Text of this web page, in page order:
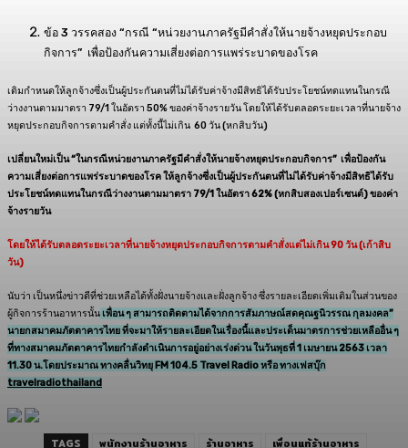
ข้อ 3 วรรคสอง “กรณี “หน่วยงานภาครัฐมีคำสั่งให้นายจ้างหยุดประกอบ
กิจการ” เพื่อป้องกันความเสี่ยงต่อการแพร่ระบาดของโรค
เดิมกำหนดให้ลูกจ้างซึ่งเป็นผู้ประกันตนที่ไม่ได้รับค่าจ้างมีสิทธิได้รับประโยชน์ทดแทนในกรณี
ว่างงานตามมาตรา 79/1 ในอัตรา 50% ของค่าจ้างรายวัน โดยให้ได้รับตลอดระยะเวลาที่นายจ้าง
หยุดประกอบกิจการตามคำสั่ง แต่ทั้งนี้ไม่เกิน 60 วัน (หกสิบวัน)
เปลี่ยนใหม่เป็น “ในกรณีหน่วยงานภาครัฐมีคำสั่งให้นายจ้างหยุดประกอบกิจการ” เพื่อป้องกัน
ความเสี่ยงต่อการแพร่ระบาดของโรค ให้ลูกจ้างซึ่งเป็นผู้ประกันตนที่ไม่ได้รับค่าจ้างมีสิทธิได้รับ
ประโยชน์ทดแทนในกรณีว่างงานตามมาตรา 79/1 ในอัตรา 62% (หกสิบสองเปอร์เซนต์) ของค่า
จ้างรายวัน
โดยให้ได้รับตลอดระยะเวลาที่นายจ้างหยุดประกอบกิจการตามคำสั่งแต่ไม่เกิน 90 วัน (เก้าสิบ
วัน)
นับว่า เป็นหนึ่งข่าวดีที่ช่วยเหลือได้ทั้งฝั่งนายจ้างและฝั่งลูกจ้าง ซึ่งรายละเอียดเพิ่มเติมในส่วนของ
ผู้กิจการร้านอาหารนั้น เพื่อน ๆ สามารถติดตามได้จากการสัมภาษณ์สดคุณฐนิวรรณ กุลมงคล”
นายกสมาคมภัตตาคารไทย ที่จะมาให้รายละเอียดในเรื่องนี้และประเด็นมาตรการช่วยเหลืออื่น ๆ
ที่ทางสมาคมภัตตาคารไทยกำลังดำเนินการอยู่อย่างเร่งด่วน ในวันพุธที่1 เมษายน2563 เวลา
11.30น.โดยประมาณ ทางคลื่นวิทยุFM 104.5 Travel Radioหรือ ทางเฟสบุ๊ก
travelradiothailand
TAGS พนักงานร้านอาหาร ร้านอาหาร เพื่อนแท้ร้านอาหาร